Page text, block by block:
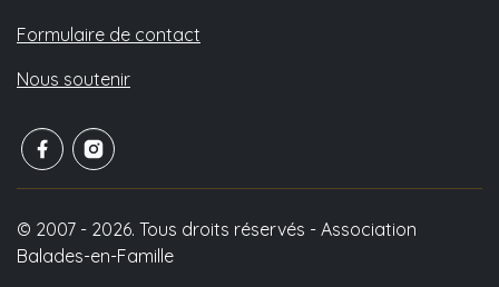
Formulaire de contact
Nous soutenir
© 2007 - 2026. Tous droits réservés - Association
Balades-en-Famille